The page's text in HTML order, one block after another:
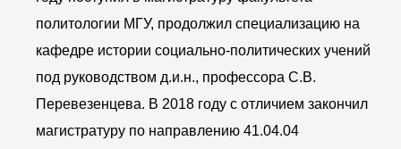
политологии МГУ, продолжил специализацию на
кафедре истории социально-политических учений
под руководством д.и.н., профессора С.В.
Перевезенцева. В 2018 году с отличием закончил
магистратуру по направлению 41.04.04